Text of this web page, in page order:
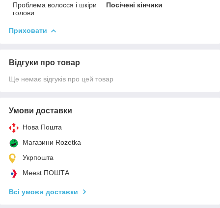
Проблема волосся і шкіри
голови
Посічені кінчики
Приховати
Відгуки про товар
Ще немає відгуків про цей товар
Умови доставки
Нова Пошта
Магазини Rozetka
Укрпошта
Meest ПОШТА
Всі умови доставки